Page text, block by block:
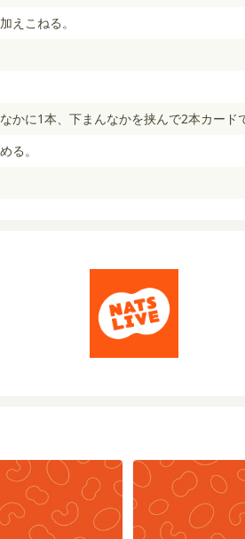
えこねる。
に1本、下まんなかを挟んで2本カード
る。